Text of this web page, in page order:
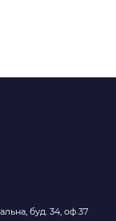
буд. 34, оф.37